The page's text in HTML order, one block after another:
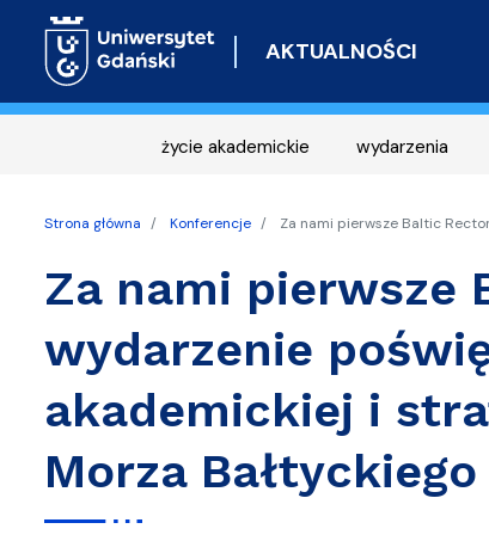
AKTUALNOŚCI
życie akademickie wydarzenia
Strona główna Konferencje Za nami pierwsze Baltic
Za nami pierwsze
wydarzenie
akademickiej i
Morza Bałtyckiego